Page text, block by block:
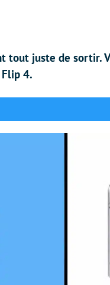
tout juste de sortir.
4.